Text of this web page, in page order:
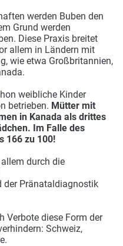
werden Buben den
Grund werden
Diese Praxis breitet
allem in Ländern mit
wie etwa Großbritannien,
weibliche Kinder
betrieben. Mütter mit
in Kanada als drittes
Im Falle des
166 zu 100!
durch die
Pränataldiagnostik
Verbote diese Form der
Schweiz,